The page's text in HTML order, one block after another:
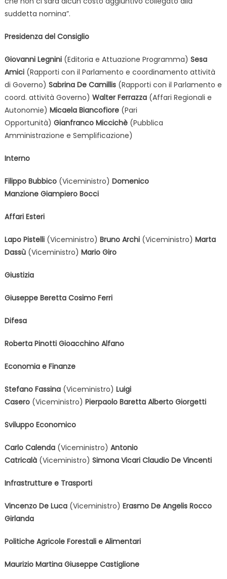
suddetta nomina”.
Presidenza del Consiglio
Giovanni Legnini(Editoria e Attuazione Programma) Sesa
Amici(Rapporti con il Parlamento e coordinamento attività
di Governo) Sabrina De Camillis(Rapporti con il Parlamento e
coord. attività Governo) Walter Ferrazza(Affari Regionali e
Autonomie) Micaela Biancofiore(Pari
Opportunità) Gianfranco Miccichè(Pubblica
Amministrazione e Semplificazione)
Interno
Filippo Bubbico(Viceministro) Domenico
Manzione Giampiero Bocci
Affari Esteri
Lapo Pistelli(Viceministro) Bruno Archi(Viceministro) Marta
Dassù(Viceministro) Mario Giro
Giustizia
Giuseppe Beretta Cosimo Ferri
Difesa
Roberta Pinotti Gioacchino Alfano
Economia e Finanze
Stefano Fassina(Viceministro) Luigi
Casero(Viceministro) Pierpaolo Baretta Alberto Giorgetti
Sviluppo Economico
Carlo Calenda(Viceministro) Antonio
Catricalà(Viceministro) Simona Vicari Claudio De Vincenti
Infrastrutture e Trasporti
Vincenzo De Luca(Viceministro) Erasmo De Angelis Rocco
Girlanda
Politiche Agricole Forestali e Alimentari
Maurizio Martina Giuseppe Castiglione